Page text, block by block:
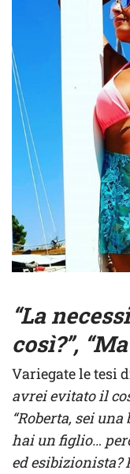
“La
così?”,
Variegate le tesi
avrei evitato il
“Roberta, sei
hai un figlio…
ed esibizionista?